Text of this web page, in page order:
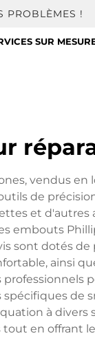
PROBLÈMES !
SUR
vendus
de
et
sont dotés
ainsi
à
en offrant